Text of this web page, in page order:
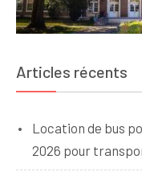
Articles récents
Location de bus
2026 pour